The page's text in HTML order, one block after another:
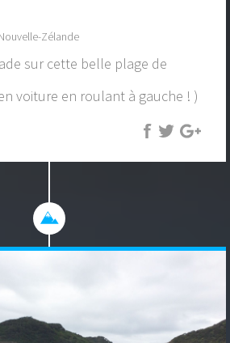
Zélande
sur cette belle plage de
voiture en roulant à gauche ! )